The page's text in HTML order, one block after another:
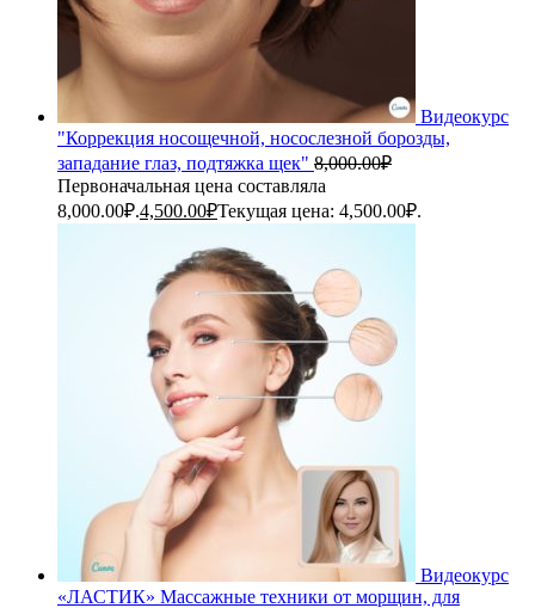
Видеокурс
"Коррекция носощечной, носослезной борозды,
западание глаз, подтяжка щек" 8,000.00₽
Первоначальная цена составляла
8,000.00₽.4,500.00₽Текущая цена: 4,500.00₽.
Видеокурс
«ЛАСТИК» Массажные техники от морщин, для